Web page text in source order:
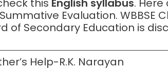
this English syllabus.
Evaluation. WBBSE
of Secondary Education is
Help-R.K. Narayan